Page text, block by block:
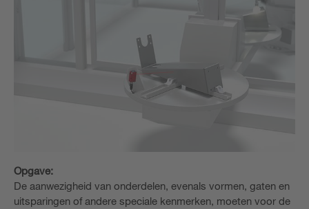
Opgave:
De aanwezigheid van onderdelen, evenals vormen, gaten en
uitsparingen of andere speciale kenmerken, moeten voor de